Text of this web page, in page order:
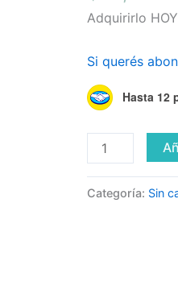
Adquirirlo
Si querés
Hasta 12
MB
organización
temas
secretarias/os
cantidad
Categoría: Sin